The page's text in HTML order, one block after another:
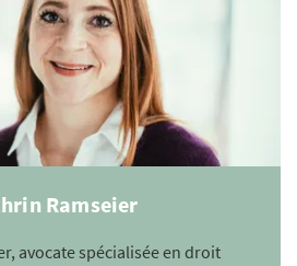
Ramseier
avocate spécialisée en droit